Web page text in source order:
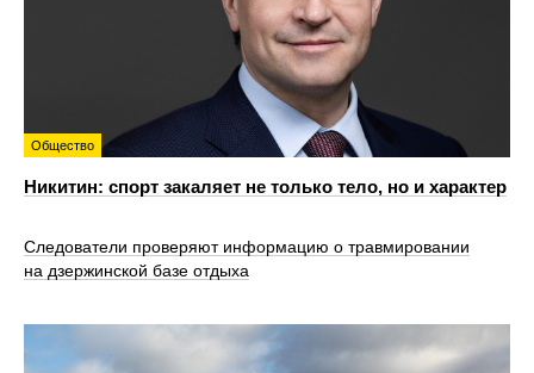
Общество
Никитин: спорт закаляет не только тело, но и характер
Следователи проверяют информацию о травмировании
на дзержинской базе отдыха